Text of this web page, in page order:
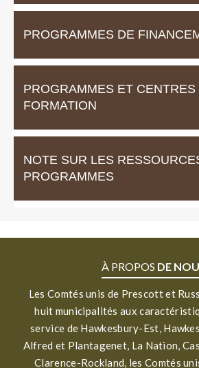
PROGRAMMES DE
PROGRAMMES ET CENTRES
FORMATION
NOTE SUR LES
PROGRAMMES
À PROPOS DE
Les Comtés unis de Prescott et
huit municipalités aux
service de Hawkesbury-Est,
Alfred et Plantagenet, La Nation,
Clarence-Rockland, les Comtés